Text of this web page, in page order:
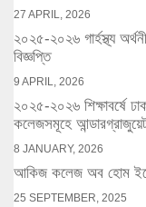
27 APRIL, 2026
২০২৫-২০২৬ গার্হস্থ্য
বিজ্ঞপ্তি
9 APRIL, 2026
২০২৫-২০২৬ শিক্ষাবর্ষে
কলেজসমূহে আন্ডারগ্রাজুয়েট
8 JANUARY, 2026
আকিজ কলেজ অব হোম
25 SEPTEMBER, 2025